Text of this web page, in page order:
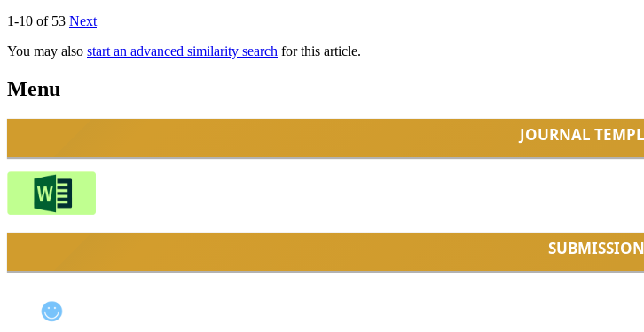
1-10 of 53 Next
You may also start an advanced similarity search for this article.
Menu
JOURNAL
SUBMISSION